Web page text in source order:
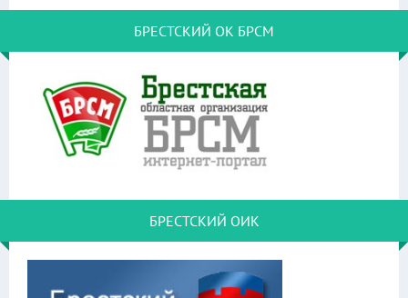
БРЕСТСКИЙ ОК БРСМ
БРЕСТСКИЙ ОИК